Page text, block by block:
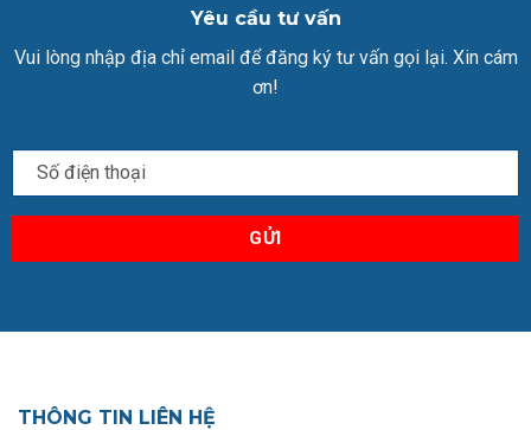
Yêu cầu tư vấn
Vui lòng nhập địa chỉ email để đăng ký tư vấn gọi lại. Xin cám
ơn!
THÔNG TIN LIÊN HỆ